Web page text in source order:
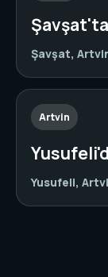
Şavşat,
Artvin
Yusufeli,